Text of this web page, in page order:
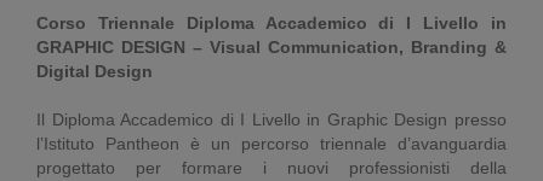
Corso Triennale Diploma Accademico di I Livello in
GRAPHIC DESIGN – Visual Communication, Branding &
Digital Design
Il Diploma Accademico di I Livello in Graphic Design presso
l’Istituto Pantheon è un percorso triennale d’avanguardia
progettato per formare i nuovi professionisti della